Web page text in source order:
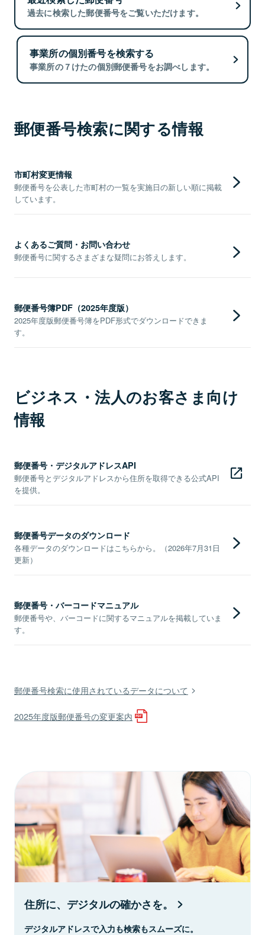
過去に検索した郵便番号をご覧いただけます。
事業所の個別番号を検索する
事業所の７けたの個別郵便番号をお調べします。
郵便番号検索に関する情報
市町村変更情報
郵便番号を公表した市町村の一覧を実施日の新しい順に掲載
しています。
よくあるご質問・お問い合わせ
郵便番号に関するさまざまな疑問にお答えします。
郵便番号簿PDF（2025年度版）
2025年度版郵便番号簿をPDF形式でダウンロードできま
す。
ビジネス・法人のお客さま向け
情報
郵便番号・デジタルアドレスAPI
郵便番号とデジタルアドレスから住所を取得できる公式API
を提供。
郵便番号データのダウンロード
各種データのダウンロードはこちらから。（2026年7月31日
更新）
郵便番号・バーコードマニュアル
郵便番号や、バーコードに関するマニュアルを掲載していま
す。
郵便番号検索に使用されているデータについて
2025年度版郵便番号の変更案内
住所に、デジタルの確かさを。
デジタルアドレスで入力も検索もスムーズに。